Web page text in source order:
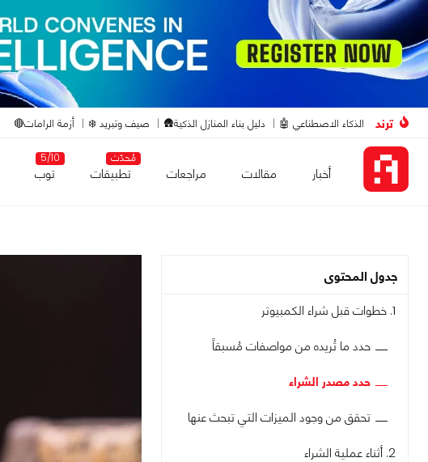
ترند الذكاء الاصطناعي 🤖 دليل بناء المنازل الذكية🛖 صيف وتبريد ❄️ أزمة الرامات🔴
أخبار مقالات مراجعات
مُحدّث
تطبيقات
5/10
توب
جدول المحتوى
1. خطوات قبل شراء الكمبيوتر
حدد ما تُريده من مواصفات مُسبقاً
حدد مصدر الشراء
تحقق من وجود الميزات التي تبحث عنها
2. أثناء عملية الشراء